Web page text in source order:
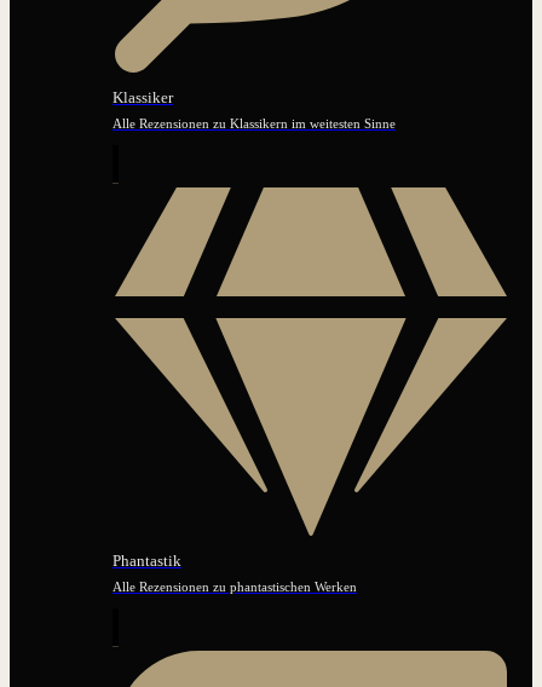
Klassiker
Alle Rezensionen zu Klassikern im weitesten Sinne
Phantastik
Alle Rezensionen zu phantastischen Werken